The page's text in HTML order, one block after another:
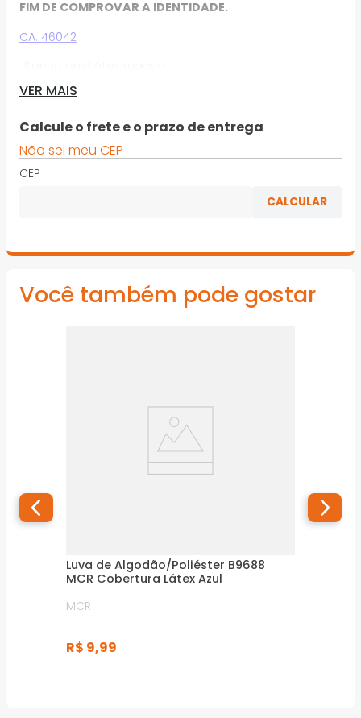
FIM DE COMPROVAR A IDENTIDADE.
CA: 46042
· Poliéster de 13 Puntos por polegada.
· Excelente destreza com conforto e frescor.
Imagens meramente ilustrativas.
VER MAIS
Calcule o frete e o prazo de entrega
Não sei meu CEP
CEP
Você também pode gostar
Luva de Algodão/Poliéster B9688
MCR Cobertura Látex Azul
MCR
R$ 9,99